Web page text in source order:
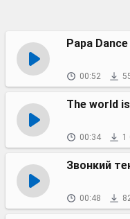
Papa Dance
00:52
The world
00:34 1
Звонкий
00:48